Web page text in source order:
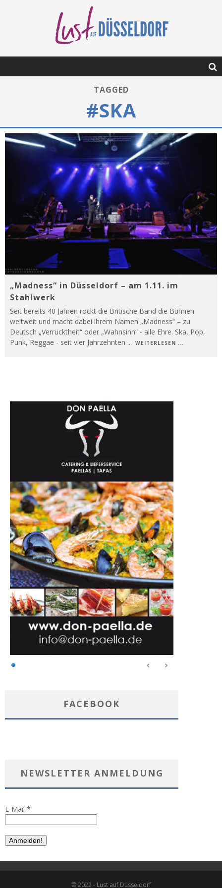
TAGGED
#SKA
„Madness“ in Düsseldorf – am 1.11. im
Stahlwerk
Seit bereits 40 Jahren rockt die Britische Band die Bühnen
weltweit und macht dabei ihrem Namen „Madness“ – zu
Deutsch „Verrücktheit“ oder „Wahnsinn“ - alle Ehre. Ska, Pop,
Punk, Reggae - seit vier Jahrzehnten ... WEITERLESEN ...
FACEBOOK
NEWSLETTER ANMELDUNG
E-Mail *
© 2022 - Lust auf Düsseldorf